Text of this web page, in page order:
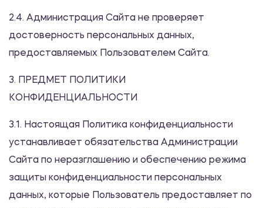
2.4. Администрация Сайта не проверяет
достоверность персональных данных,
предоставляемых Пользователем Сайта.
3. ПРЕДМЕТ ПОЛИТИКИ
КОНФИДЕНЦИАЛЬНОСТИ
3.1. Настоящая Политика конфиденциальности
устанавливает обязательства Администрации
Сайта по неразглашению и обеспечению режима
защиты конфиденциальности персональных
данных, которые Пользователь предоставляет по